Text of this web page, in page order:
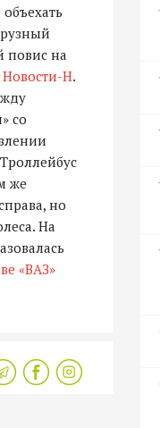
повис на
Новости-Н.
со
же
но
На
«ВАЗ»